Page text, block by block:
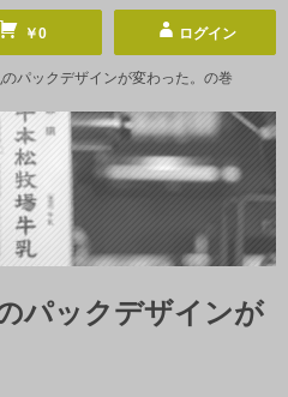
￥0 ログイン
パックデザインが変わった。の巻
パックデザインが